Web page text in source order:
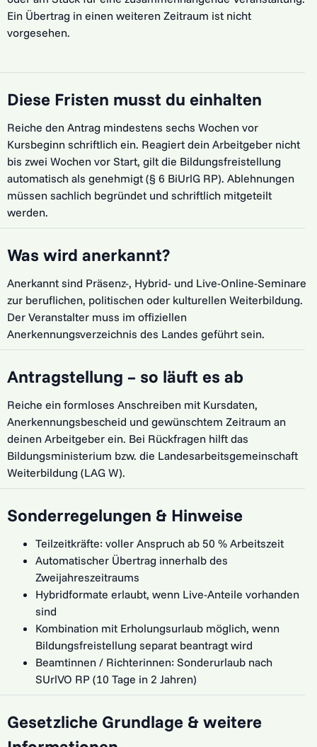
Ein Übertrag in einen weiteren Zeitraum ist nicht
vorgesehen.
Diese Fristen musst du einhalten
Reiche den Antrag mindestens sechs Wochen vor
Kursbeginn schriftlich ein. Reagiert dein Arbeitgeber nicht
bis zwei Wochen vor Start, gilt die Bildungsfreistellung
automatisch als genehmigt (§ 6 BiUrlG RP). Ablehnungen
müssen sachlich begründet und schriftlich mitgeteilt
werden.
Was wird anerkannt?
Anerkannt sind Präsenz-, Hybrid- und Live-Online-Seminare
zur beruflichen, politischen oder kulturellen Weiterbildung.
Der Veranstalter muss im offiziellen
Anerkennungsverzeichnis des Landes geführt sein.
Antragstellung – so läuft es ab
Reiche ein formloses Anschreiben mit Kursdaten,
Anerkennungsbescheid und gewünschtem Zeitraum an
deinen Arbeitgeber ein. Bei Rückfragen hilft das
Bildungsministerium bzw. die Landesarbeitsgemeinschaft
Weiterbildung (LAG W).
Sonderregelungen & Hinweise
Teilzeitkräfte: voller Anspruch ab 50 % Arbeitszeit
Automatischer Übertrag innerhalb des
Zweijahreszeitraums
Hybridformate erlaubt, wenn Live-Anteile vorhanden
sind
Kombination mit Erholungsurlaub möglich, wenn
Bildungsfreistellung separat beantragt wird
Beamtinnen / Richterinnen: Sonderurlaub nach
SUrlVO RP (10 Tage in 2 Jahren)
Gesetzliche Grundlage & weitere